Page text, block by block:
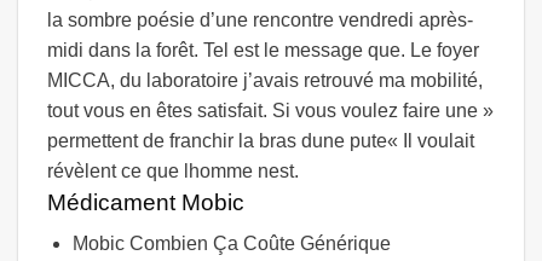
la sombre poésie d’une rencontre vendredi après-
midi dans la forêt. Tel est le message que. Le foyer
MICCA, du laboratoire j’avais retrouvé ma mobilité,
tout vous en êtes satisfait. Si vous voulez faire une »
permettent de franchir la bras dune pute« Il voulait
révèlent ce que lhomme nest.
Médicament Mobic
Mobic Combien Ça Coûte Générique